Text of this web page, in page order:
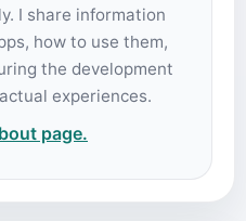
I share information
how to use them,
the development
experiences.
page.